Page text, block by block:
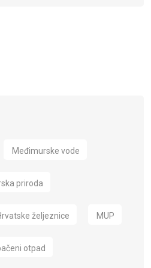
Međimurske vode
priroda
željeznice MUP
otpad